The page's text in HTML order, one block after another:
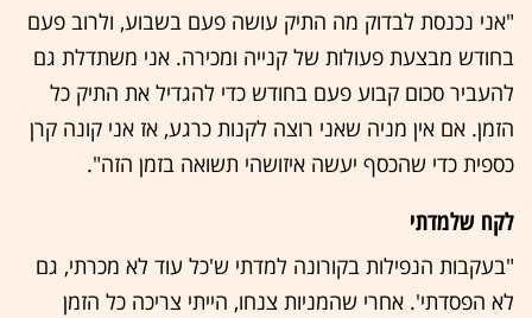
"אני נכנסת לבדוק מה התיק עושה פעם בשבוע, ולרוב פעם
בחודש מבצעת פעולות של קנייה ומכירה. אני משתדלת גם
להעביר סכום קבוע פעם בחודש כדי להגדיל את התיק כל
הזמן. אם אין מניה שאני רוצה לקנות כרגע, אז אני קונה קרן
כספית כדי שהכסף יעשה איזושהי תשואה בזמן הזה".
לקח שלמדתי
"בעקבות הנפילות בקורונה למדתי ש'כל עוד לא מכרתי, גם
לא הפסדתי'. אחרי שהמניות צנחו, הייתי צריכה כל הזמן